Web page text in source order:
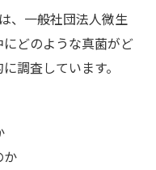
、一般社団法人微生
どのような真菌がど
調査しています。
か